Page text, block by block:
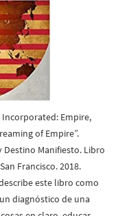
Empire,
of Empire”.
Manifiesto. Libro
Francisco. 2018.
este libro como
diagnóstico de una